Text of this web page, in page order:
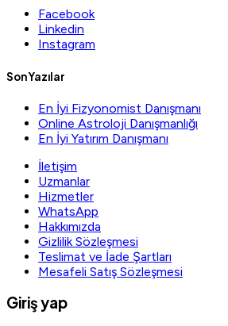
Facebook
Linkedin
Instagram
Son Yazılar
En İyi Fizyonomist Danışmanı
Online Astroloji Danışmanlığı
En İyi Yatırım Danışmanı
İletişim
Uzmanlar
Hizmetler
WhatsApp
Hakkımızda
Gizlilik Sözleşmesi
Teslimat ve İade Şartları
Mesafeli Satış Sözleşmesi
Giriş yap